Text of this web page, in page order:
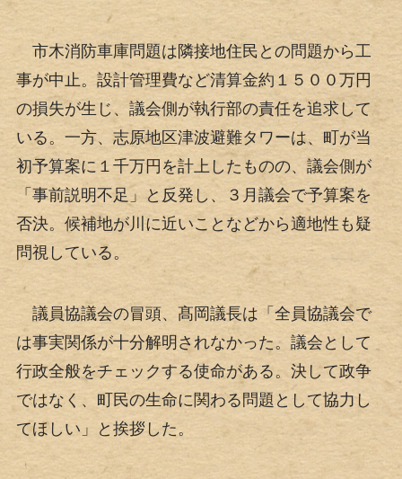
市木消防車庫問題は隣接地住民との問題から工
事が中止。設計管理費など清算金約１５００万円
の損失が生じ、議会側が執行部の責任を追求して
いる。一方、志原地区津波避難タワーは、町が当
初予算案に１千万円を計上したものの、議会側が
「事前説明不足」と反発し、３月議会で予算案を
否決。候補地が川に近いことなどから適地性も疑
問視している。
議員協議会の冒頭、髙岡議長は「全員協議会で
は事実関係が十分解明されなかった。議会として
行政全般をチェックする使命がある。決して政争
ではなく、町民の生命に関わる問題として協力し
てほしい」と挨拶した。